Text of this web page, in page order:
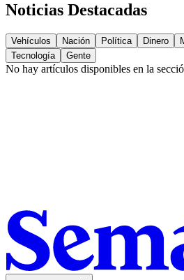
Noticias Destacadas
Vehículos Nación Política Dinero
Tecnología
Gente
No hay artículos disponibles en la